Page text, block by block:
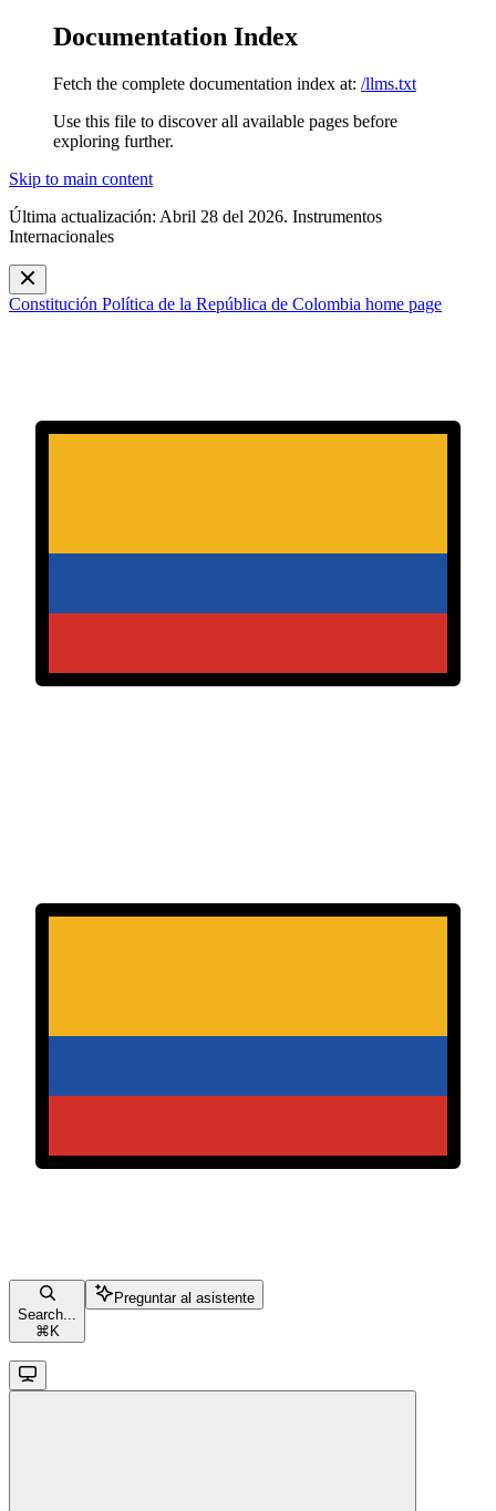
Documentation Index
Fetch the complete documentation index at: /llms.txt
Use this file to discover all available pages before
exploring further.
Skip to main content
Última actualización: Abril 28 del 2026. Instrumentos
Internacionales
Constitución Política de la República de Colombia home page
Search...
⌘ K
Preguntar al asistente